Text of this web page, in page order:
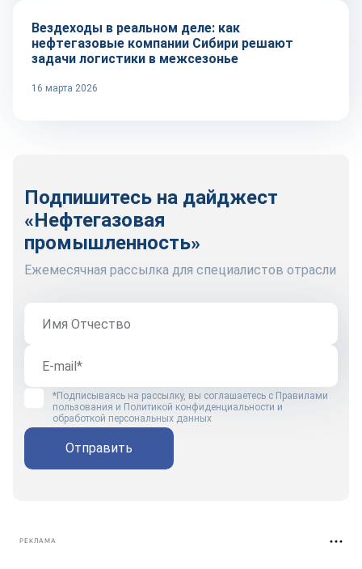
Вездеходы в реальном деле: как
нефтегазовые компании Сибири решают
задачи логистики в межсезонье
16 марта 2026
Подпишитесь на дайджест
«Нефтегазовая
промышленность»
Ежемесячная рассылка для специалистов отрасли
*Подписываясь на рассылку, вы соглашаетесь с Правилами
пользования и Политикой конфиденциальности и
обработкой персональных данных
Отправить
РЕКЛАМА